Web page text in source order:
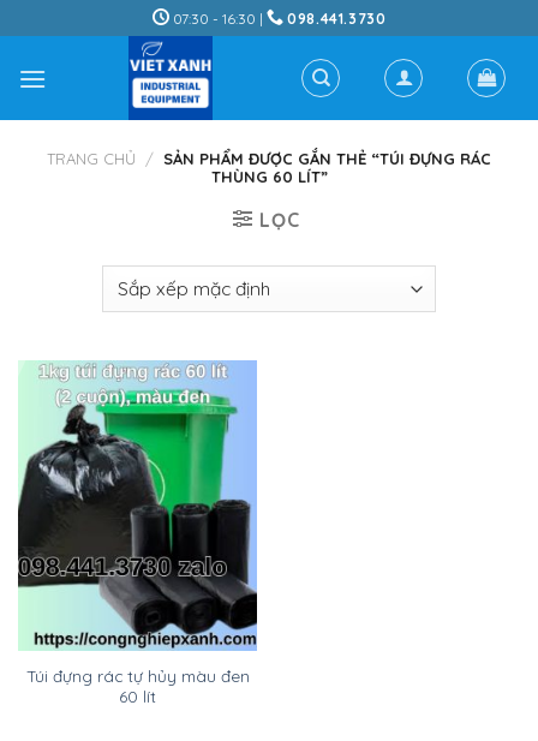
to
content
07:30 - 16:30 | 098.441.3730
TRANG CHỦ / SẢN PHẨM ĐƯỢC GẮN THẺ “TÚI ĐỰNG RÁC
THÙNG 60 LÍT”
LỌC
Túi đựng rác tự hủy màu đen
60 lít